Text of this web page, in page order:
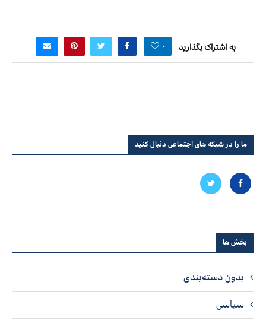
به اشتراک بگذارید ۰
ما را در شبکه های اجتماعی دنبال کنید
بخش ها
بدون دسته‌بندی
سیاسی